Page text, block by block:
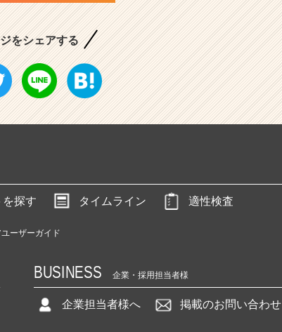
をシェアする
を探す タイムライン 適性検査
ーザーガイド
BUSINESS 企業・採用担当者様
企業担当者様へ 掲載のお問い合わせ